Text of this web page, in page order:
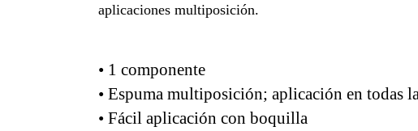
aplicaciones multiposición.
• 1 componente
• Espuma multiposición; aplicación en todas
• Fácil aplicación con boquilla